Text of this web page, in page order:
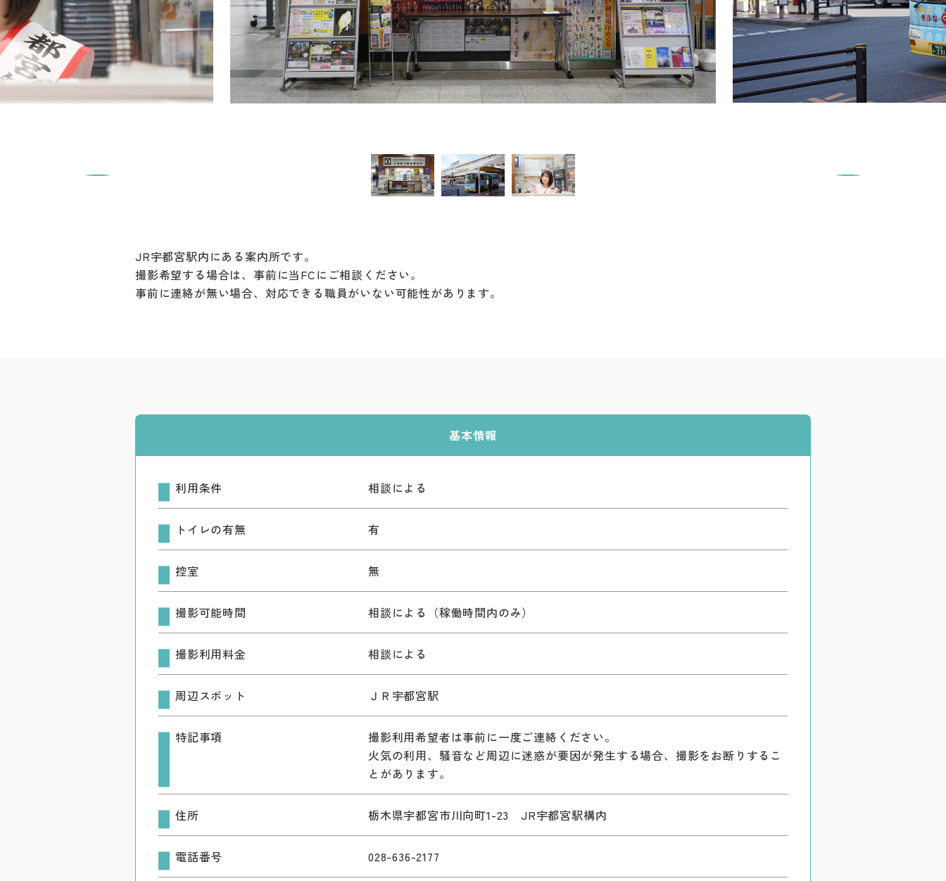
JR宇都宮駅内にある案内所です。
撮影希望する場合は、事前に当FCにご相談ください。
事前に連絡が無い場合、対応できる職員がいない可能性があります。
基本情報
利用条件 相談による
トイレの有無 有
控室 無
撮影可能時間 相談による（稼働時間内のみ）
撮影利用料金 相談による
周辺スポット ＪＲ宇都宮駅
特記事項
撮影利用希望者は事前に一度ご連絡ください。
火気の利用、騒音など周辺に迷惑が要因が発生する場合、撮影をお断りするこ
とがあります。
住所 栃木県宇都宮市川向町1-23 JR宇都宮駅構内
電話番号 028-636-2177